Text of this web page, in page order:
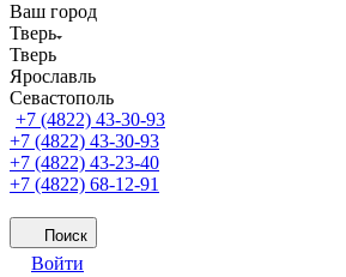
Ваш город
Тверь
Тверь
Ярославль
Севастополь
+7 (4822) 43-30-93
+7 (4822) 43-30-93
+7 (4822) 43-23-40
+7 (4822) 68-12-91
Поиск
Войти